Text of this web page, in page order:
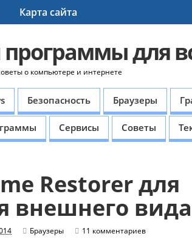
Карта сайта
для
о компьютере и интернете
Безопасность Браузеры
Сервисы Советы
Restorer для
внешнего
Браузеры 11 комментариев